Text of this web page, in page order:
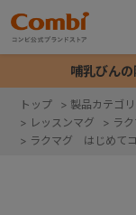
哺乳びん
トップ > 製品カテゴ
> レッスンマグ > ラ
> ラクマグ はじめて